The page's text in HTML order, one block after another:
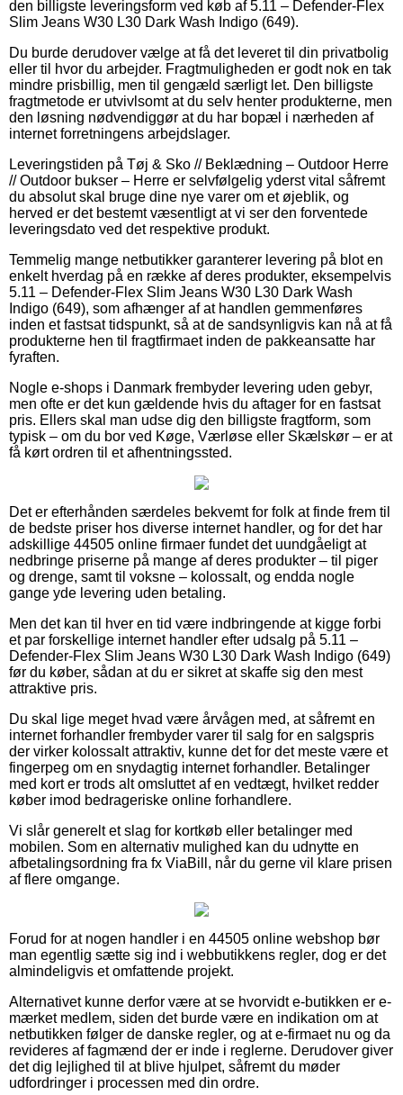
den billigste leveringsform ved køb af 5.11 – Defender-Flex
Slim Jeans W30 L30 Dark Wash Indigo (649).
Du burde derudover vælge at få det leveret til din privatbolig
eller til hvor du arbejder. Fragtmuligheden er godt nok en tak
mindre prisbillig, men til gengæld særligt let. Den billigste
fragtmetode er utvivlsomt at du selv henter produkterne, men
den løsning nødvendiggør at du har bopæl i nærheden af
internet forretningens arbejdslager.
Leveringstiden på Tøj & Sko // Beklædning – Outdoor Herre
// Outdoor bukser – Herre er selvfølgelig yderst vital såfremt
du absolut skal bruge dine nye varer om et øjeblik, og
herved er det bestemt væsentligt at vi ser den forventede
leveringsdato ved det respektive produkt.
Temmelig mange netbutikker garanterer levering på blot en
enkelt hverdag på en række af deres produkter, eksempelvis
5.11 – Defender-Flex Slim Jeans W30 L30 Dark Wash
Indigo (649), som afhænger af at handlen gemmenføres
inden et fastsat tidspunkt, så at de sandsynligvis kan nå at få
produkterne hen til fragtfirmaet inden de pakkeansatte har
fyraften.
Nogle e-shops i Danmark frembyder levering uden gebyr,
men ofte er det kun gældende hvis du aftager for en fastsat
pris. Ellers skal man udse dig den billigste fragtform, som
typisk – om du bor ved Køge, Værløse eller Skælskør – er at
få kørt ordren til et afhentningssted.
Det er efterhånden særdeles bekvemt for folk at finde frem til
de bedste priser hos diverse internet handler, og for det har
adskillige 44505 online firmaer fundet det uundgåeligt at
nedbringe priserne på mange af deres produkter – til piger
og drenge, samt til voksne – kolossalt, og endda nogle
gange yde levering uden betaling.
Men det kan til hver en tid være indbringende at kigge forbi
et par forskellige internet handler efter udsalg på 5.11 –
Defender-Flex Slim Jeans W30 L30 Dark Wash Indigo (649)
før du køber, sådan at du er sikret at skaffe sig den mest
attraktive pris.
Du skal lige meget hvad være årvågen med, at såfremt en
internet forhandler frembyder varer til salg for en salgspris
der virker kolossalt attraktiv, kunne det for det meste være et
fingerpeg om en snydagtig internet forhandler. Betalinger
med kort er trods alt omsluttet af en vedtægt, hvilket redder
køber imod bedrageriske online forhandlere.
Vi slår generelt et slag for kortkøb eller betalinger med
mobilen. Som en alternativ mulighed kan du udnytte en
afbetalingsordning fra fx ViaBill, når du gerne vil klare prisen
af flere omgange.
Forud for at nogen handler i en 44505 online webshop bør
man egentlig sætte sig ind i webbutikkens regler, dog er det
almindeligvis et omfattende projekt.
Alternativet kunne derfor være at se hvorvidt e-butikken er e-
mærket medlem, siden det burde være en indikation om at
netbutikken følger de danske regler, og at e-firmaet nu og da
revideres af fagmænd der er inde i reglerne. Derudover giver
det dig lejlighed til at blive hjulpet, såfremt du møder
udfordringer i processen med din ordre.